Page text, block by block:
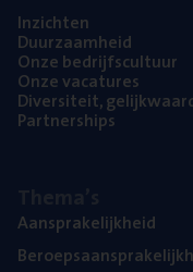
Inzich­ten
Duur­zaam­heid
Onze bedrijfs­cul­tuur
Onze vaca­tu­res
Diver­si­teit,
Part­ner­ships
Aan­spra­ke­lijk­heid